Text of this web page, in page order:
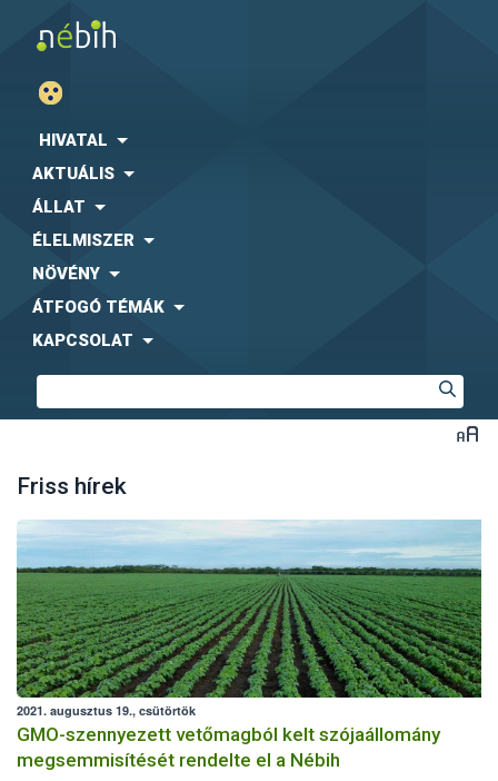
HIVATAL
AKTUÁLIS
ÁLLAT
ÉLELMISZER
NÖVÉNY
ÁTFOGÓ TÉMÁK
KAPCSOLAT
Friss hírek
2021. augusztus 19., csütörtök
GMO-szennyezett vetőmagból kelt szójaállomány
megsemmisítését rendelte el a Nébih